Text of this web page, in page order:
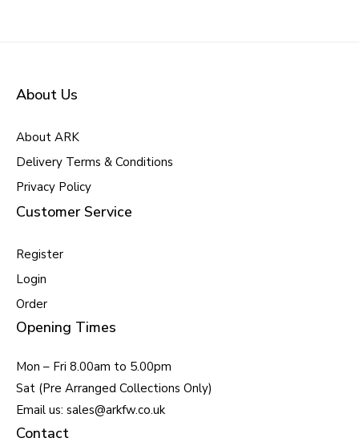
About Us
About ARK
Delivery Terms & Conditions
Privacy Policy
Customer Service
Register
Login
Order
Opening Times
Mon – Fri 8.00am to 5.00pm
Sat (Pre Arranged Collections Only)
Email us: sales@arkfw.co.uk
Contact